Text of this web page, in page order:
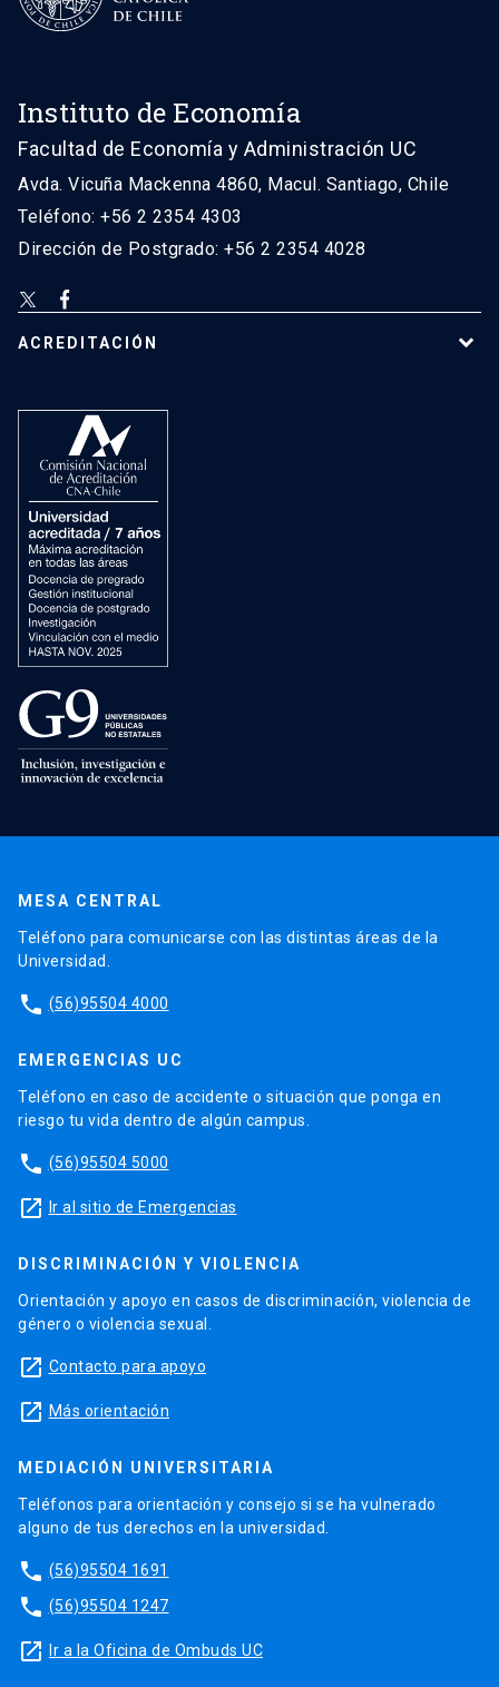
Instituto de Economía
Facultad de Economía y Administración UC
Avda. Vicuña Mackenna 4860, Macul. Santiago, Chile
Teléfono: +56 2 2354 4303
Dirección de Postgrado: +56 2 2354 4028
ACREDITACIÓN
MESA CENTRAL
Teléfono para comunicarse con las distintas áreas de la
Universidad.
phone (56)95504 4000
EMERGENCIAS UC
Teléfono en caso de accidente o situación que ponga en
riesgo tu vida dentro de algún campus.
phone (56)95504 5000
launch Ir al sitio de Emergencias
DISCRIMINACIÓN Y VIOLENCIA
Orientación y apoyo en casos de discriminación, violencia de
género o violencia sexual.
launch Contacto para apoyo
launch Más orientación
MEDIACIÓN UNIVERSITARIA
Teléfonos para orientación y consejo si se ha vulnerado
alguno de tus derechos en la universidad.
phone (56)95504 1691
phone (56)95504 1247
launch Ir a la Oficina de Ombuds UC